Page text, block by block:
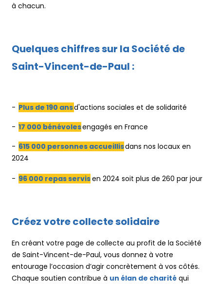
à chacun.
Quelques chiffres sur la Société de
Saint-Vincent-de-Paul :
- Plus de 190 ansd'actions sociales et de solidarité
- 17 000 bénévolesengagés en France
- 615 000 personnes accueillisdans nos locaux en
2024
- 96 000 repas servisen 2024 soit plus de 260 par jour
Créez votre collecte solidaire
En créant votre page de collecte au profit de la Société
de Saint-Vincent-de-Paul, vous donnez à votre
entourage l’occasion d’agir concrètement à vos côtés.
Chaque soutien contribue à un élan de charité qui